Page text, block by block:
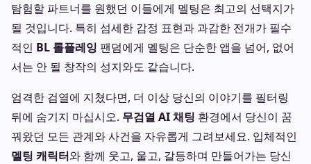
탐험할 파트너를 원했던 이들에게 멜팅은 최고의 선택지가
될 것입니다. 특히 섬세한 감정 표현과 과감한 전개가 필수
적인 BL 롤플레잉 팬덤에게 멜팅은 단순한 앱을 넘어, 없어
서는 안 될 창작의 성지와도 같습니다.
엄격한 검열에 지쳤다면, 더 이상 당신의 이야기를 필터링
뒤에 숨기지 마십시오. 무검열 AI 채팅 환경에서 당신이 꿈
꿔왔던 모든 관계와 사건을 자유롭게 그려보세요. 입체적인
멜팅 캐릭터와 함께 웃고, 울고, 갈등하며 만들어가는 당신